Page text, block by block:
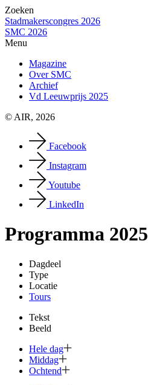
Zoeken
Stadmakerscongres 2026
SMC 2026
Menu
Magazine
Over SMC
Archief
Vd Leeuwprijs 2025
© AIR, 2026
Facebook
Instagram
Youtube
LinkedIn
Programma 2025
Dagdeel
Type
Locatie
Tours
Tekst
Beeld
Hele dag
Middag
Ochtend